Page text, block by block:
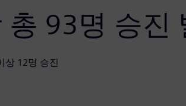
93명 승진
상 12명 승진